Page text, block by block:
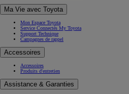
Ma Vie avec Toyota
Mon Espace Toyota
Service Connectés My Toyota
Support Technique
Campagnes de rappel
Accessoires
Accessoires
Produits d'entretien
Assistance & Garanties